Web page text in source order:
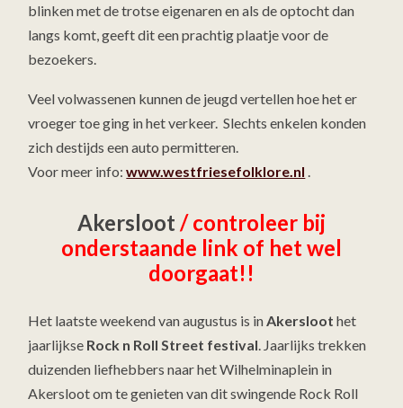
blinken met de trotse eigenaren en als de optocht dan
langs komt, geeft dit een prachtig plaatje voor de
bezoekers.
Veel volwassenen kunnen de jeugd vertellen hoe het er
vroeger toe ging in het verkeer. Slechts enkelen konden
zich destijds een auto permitteren.
Voor meer info:www.westfriesefolklore.nl .
Akersloot/ controleer bij
onderstaande link of het wel
doorgaat!!
Het laatste weekend van augustus is inAkersloot het
jaarlijkse Rock n Roll Street festival. Jaarlijks trekken
duizenden liefhebbers naar het Wilhelminaplein in
Akersloot om te genieten van dit swingende Rock Roll